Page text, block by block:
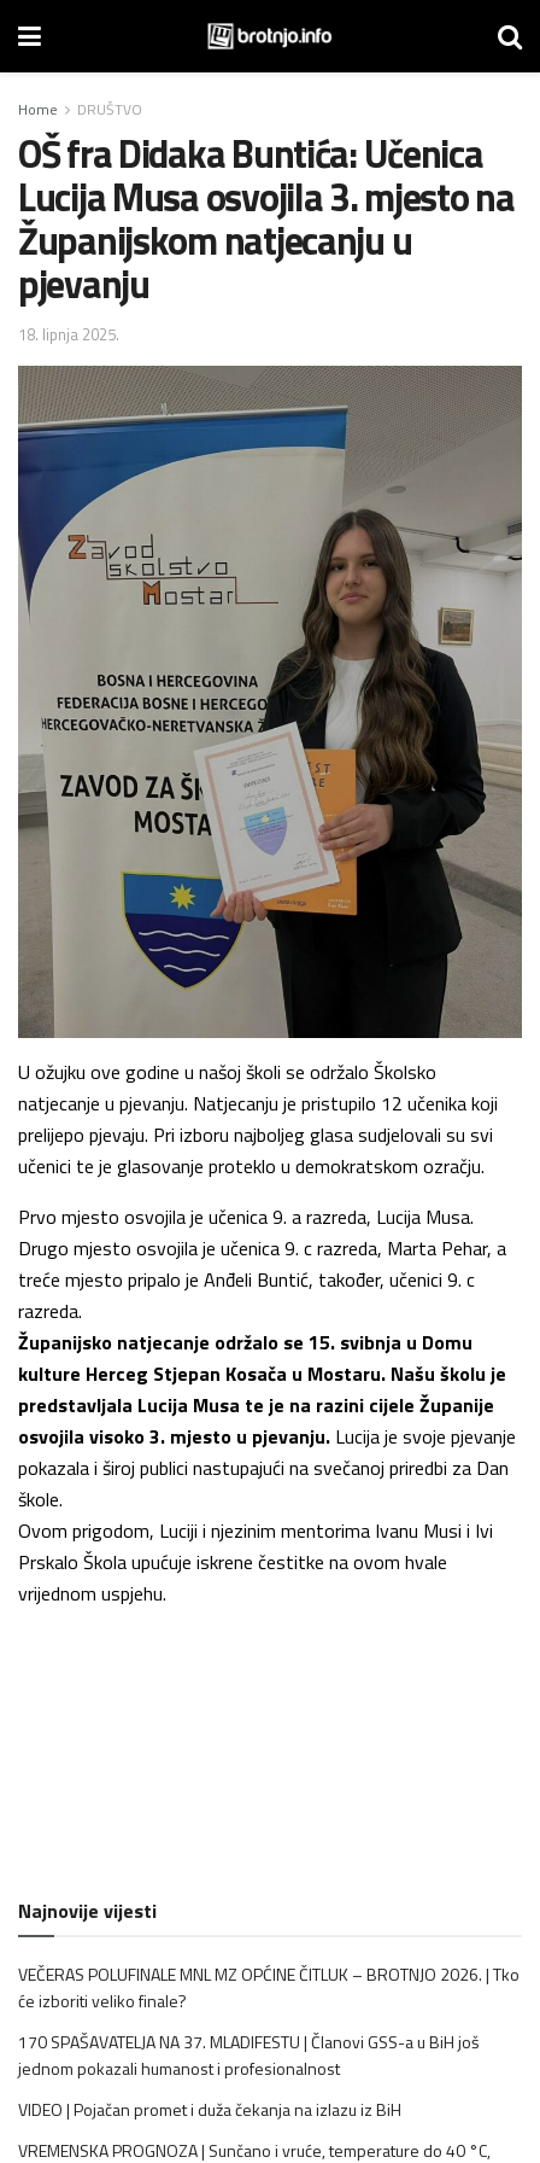
Home DRUŠTVO
OŠ fra Didaka Buntića: Učenica
Lucija Musa osvojila 3. mjesto na
Županijskom natjecanju u
pjevanju
18. lipnja 2025.
U ožujku ove godine u našoj školi se održalo Školsko
natjecanje u pjevanju. Natjecanju je pristupilo 12 učenika koji
prelijepo pjevaju. Pri izboru najboljeg glasa sudjelovali su svi
učenici te je glasovanje proteklo u demokratskom ozračju.
Prvo mjesto osvojila je učenica 9. a razreda, Lucija Musa.
Drugo mjesto osvojila je učenica 9. c razreda, Marta Pehar, a
treće mjesto pripalo je Anđeli Buntić, također, učenici 9. c
razreda.
Županijsko natjecanje održalo se 15. svibnja u Domu
kulture Herceg Stjepan Kosača u Mostaru. Našu školu je
predstavljala Lucija Musa te je na razini cijele Županije
osvojila visoko 3. mjesto u pjevanju. Lucija je svoje pjevanje
pokazala i široj publici nastupajući na svečanoj priredbi za Dan
škole.
Ovom prigodom, Luciji i njezinim mentorima Ivanu Musi i Ivi
Prskalo Škola upućuje iskrene čestitke na ovom hvale
vrijednom uspjehu.
Najnovije vijesti
VEČERAS POLUFINALE MNL MZ OPĆINE ČITLUK – BROTNJO 2026. | Tko
će izboriti veliko finale?
170 SPAŠAVATELJA NA 37. MLADIFESTU | Članovi GSS-a u BiH još
jednom pokazali humanost i profesionalnost
VIDEO | Pojačan promet i duža čekanja na izlazu iz BiH
VREMENSKA PROGNOZA | Sunčano i vruće, temperature do 40 °C,